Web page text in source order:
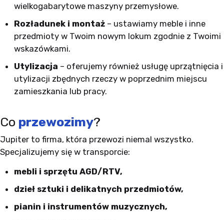
wielkogabarytowe maszyny przemysłowe.
Rozładunek i montaż – ustawiamy meble i inne
przedmioty w Twoim nowym lokum zgodnie z Twoimi
wskazówkami.
Utylizacja – oferujemy również usługę uprzątnięcia i
utylizacji zbędnych rzeczy w poprzednim miejscu
zamieszkania lub pracy.
Co przewozimy?
Jupiter to firma, która przewozi niemal wszystko.
Specjalizujemy się w transporcie:
mebli i sprzętu AGD/RTV,
dzieł sztuki i delikatnych przedmiotów,
pianin i instrumentów muzycznych,